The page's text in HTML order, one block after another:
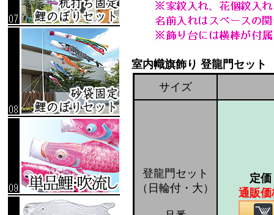
室内幟旗飾り 登龍門セット
サイズ
登龍門セット
（日輪付・大）
定
通販